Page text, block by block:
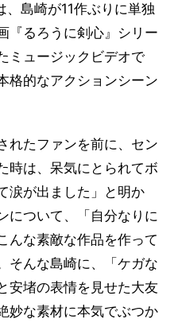
島崎が11作ぶりに単独
『るろうに剣心』シリー
ミュージックビデオで
格的なアクションシーン
れたファンを前に、セン
時は、呆気にとられてボ
涙が出ました」と明か
について、「自分なりに
んな素敵な作品を作って
そんな島崎に、「ケガな
安堵の表情を見せた大友
妙な素材に本気でぶつか